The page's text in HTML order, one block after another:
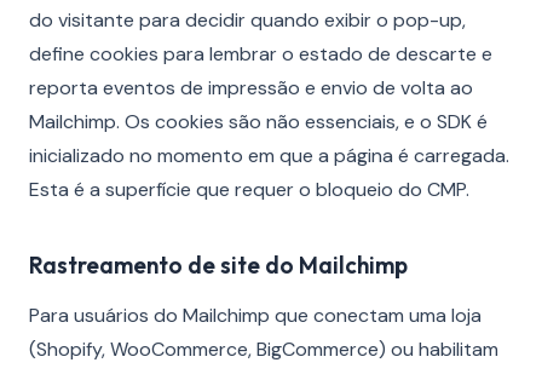
do visitante para decidir quando exibir o pop-up,
define cookies para lembrar o estado de descarte e
reporta eventos de impressão e envio de volta ao
Mailchimp. Os cookies são não essenciais, e o SDK é
inicializado no momento em que a página é carregada.
Esta é a superfície que requer o bloqueio do CMP.
Rastreamento de site do Mailchimp
Para usuários do Mailchimp que conectam uma loja
(Shopify, WooCommerce, BigCommerce) ou habilitam